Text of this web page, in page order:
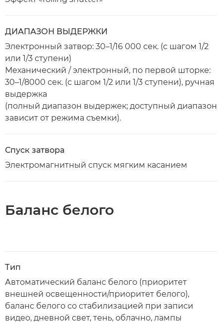
ДИАПАЗОН ВЫДЕРЖКИ
Электронный затвор: 30–1/16 000 сек. (с шагом 1/2
или 1/3 ступени)
Механический / электронный, по первой шторке:
30–1/8000 сек. (с шагом 1/2 или 1/3 ступени), ручная
выдержка
(полный диапазон выдержек; доступный диапазон
зависит от режима съемки).
Спуск затвора
Электромагнитный спуск мягким касанием
Баланс белого
Тип
Автоматический баланс белого (приоритет
внешней освещенности/приоритет белого),
баланс белого со стабилизацией при записи
видео, дневной свет, тень, облачно, лампы